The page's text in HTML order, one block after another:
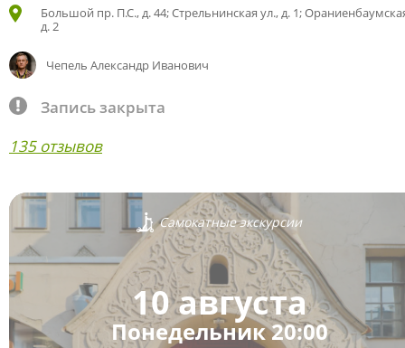
Большой пр. П.С., д. 44; Стрельнинская ул., д. 1;
д. 2
Чепель Александр Иванович
Запись закрыта
135 отзывов
Самокатные экскурсии
10 августа
Понедельник 20:00